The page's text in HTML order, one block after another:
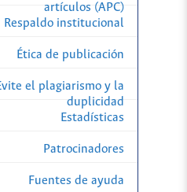
artículos (APC)
Respaldo institucional
Ética de publicación
el plagiarismo y la
duplicidad
Estadísticas
Patrocinadores
Fuentes de ayuda